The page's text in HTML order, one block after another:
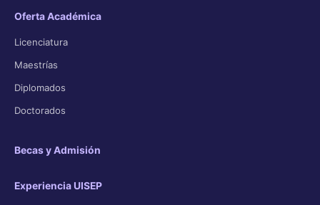
Oferta Académica
Licenciatura
Maestrías
Diplomados
Doctorados
Becas y Admisión
Experiencia UISEP